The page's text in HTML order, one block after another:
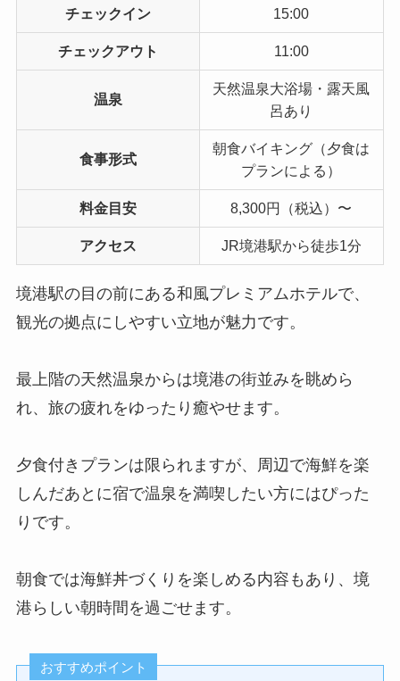
チェックイン 15:00
チェックアウト 11:00
温泉
天然温泉大浴場・露天風
呂あり
食事形式
朝食バイキング（夕食は
プランによる）
料金目安 8,300円（税込）〜
アクセス JR境港駅から徒歩1分
境港駅の目の前にある和風プレミアムホテルで、
観光の拠点にしやすい立地が魅力です。
最上階の天然温泉からは境港の街並みを眺めら
れ、旅の疲れをゆったり癒やせます。
夕食付きプランは限られますが、周辺で海鮮を楽
しんだあとに宿で温泉を満喫したい方にはぴった
りです。
朝食では海鮮丼づくりを楽しめる内容もあり、境
港らしい朝時間を過ごせます。
おすすめポイント